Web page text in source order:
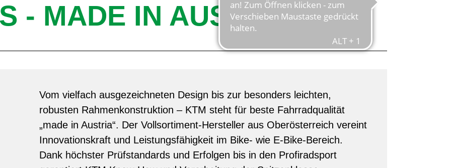
- MADE IN AUSTRIA
Vom vielfach ausgezeichneten Design bis zur besonders leichten,
robusten Rahmenkonstruktion – KTM steht für beste Fahrradqualität
„made in Austria“. Der Vollsortiment-Hersteller aus Oberösterreich vereint
Innovationskraft und Leistungsfähigkeit im Bike- wie E-Bike-Bereich.
Dank höchster Prüfstandards und Erfolgen bis in den Profiradsport